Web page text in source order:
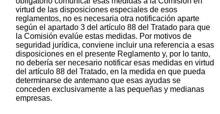
virtud de las disposiciones especiales de esos
reglamentos, no es necesaria otra notificación aparte
según el apartado 3 del artículo 88 del Tratado para que
la Comisión evalúe estas medidas. Por motivos de
seguridad jurídica, conviene incluir una referencia a esas
disposiciones en el presente Reglamento y, por lo tanto,
no debería ser necesario notificar esas medidas en virtud
del artículo 88 del Tratado, en la medida en que pueda
determinarse de antemano que esas ayudas se
conceden exclusivamente a las pequeñas y medianas
empresas.